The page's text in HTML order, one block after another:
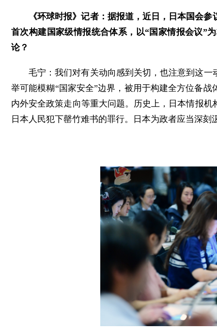
《环球时报》记者：据报道，近日，日本国会
首次构建国家级情报统合体系，以“国家情报会议”
论？
毛宁：我们对有关动向感到关切，也注意到这
举可能模糊“国家安全”边界，被用于构建全方位备
内外安全政策走向等重大问题。历史上，日本情报
日本人民犯下罄竹难书的罪行。日本为政者应当深刻